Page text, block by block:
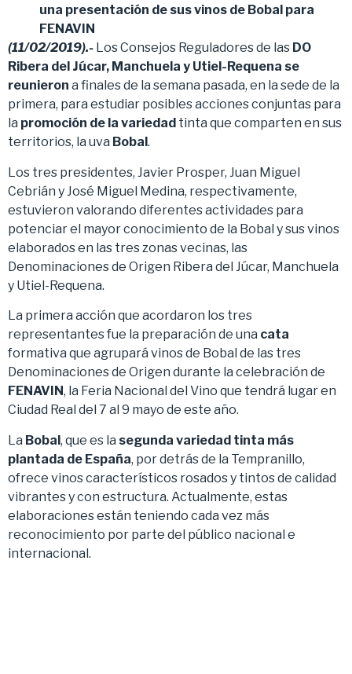
una presentación de sus vinos de Bobal para
FENAVIN
(11/02/2019).- Los Consejos Reguladores de las DO
Ribera del Júcar, Manchuela y Utiel-Requena se
reunieron a finales de la semana pasada, en la sede de la
primera, para estudiar posibles acciones conjuntas para
la promoción de la variedad tinta que comparten en sus
territorios, la uva Bobal .
Los tres presidentes, Javier Prosper, Juan Miguel
Cebrián y José Miguel Medina, respectivamente,
estuvieron valorando diferentes actividades para
potenciar el mayor conocimiento de la Bobal y sus vinos
elaborados en las tres zonas vecinas, las
Denominaciones de Origen Ribera del Júcar, Manchuela
y Utiel-Requena.
La primera acción que acordaron los tres
representantes fue la preparación de una cata
formativa que agrupará vinos de Bobal de las tres
Denominaciones de Origen durante la celebración de
FENAVIN, la Feria Nacional del Vino que tendrá lugar en
Ciudad Real del 7 al 9 mayo de este año.
La Bobal, que es la segunda variedad tinta más
plantada de España, por detrás de la Tempranillo,
ofrece vinos característicos rosados y tintos de calidad
vibrantes y con estructura. Actualmente, estas
elaboraciones están teniendo cada vez más
reconocimiento por parte del público nacional e
internacional.